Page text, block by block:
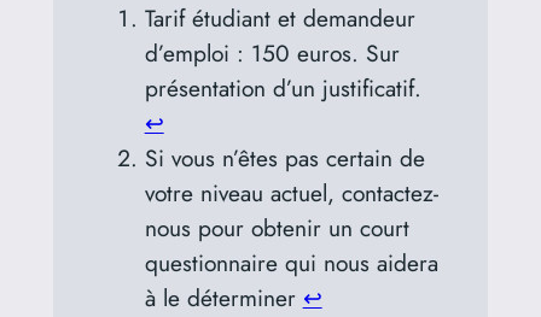
Tarif étudiant et demandeur
d’emploi : 150 euros. Sur
présentation d’un justificatif.
↩︎
Si vous n’êtes pas certain de
votre niveau actuel, contactez-
nous pour obtenir un court
questionnaire qui nous aidera
à le déterminer ↩︎